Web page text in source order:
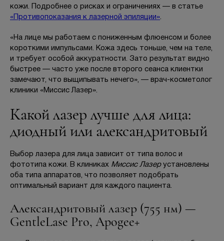
кожи. Подробнее о рисках и ограничениях — в статье
«Противопоказания к лазерной эпиляции».
«На лице мы работаем с пониженным флюенсом и более
короткими импульсами. Кожа здесь тоньше, чем на теле,
и требует особой аккуратности. Зато результат видно
быстрее — часто уже после второго сеанса клиентки
замечают, что выщипывать нечего», — врач-косметолог
клиники «Миссис Лазер».
Какой лазер лучше для лица:
диодный или александритовый
Выбор лазера для лица зависит от типа волос и
фототипа кожи. В клиниках Миссис Лазерустановлены
оба типа аппаратов, что позволяет подобрать
оптимальный вариант для каждого пациента.
Александритовый лазер (755 нм) —
GentleLase Pro, Apogee+